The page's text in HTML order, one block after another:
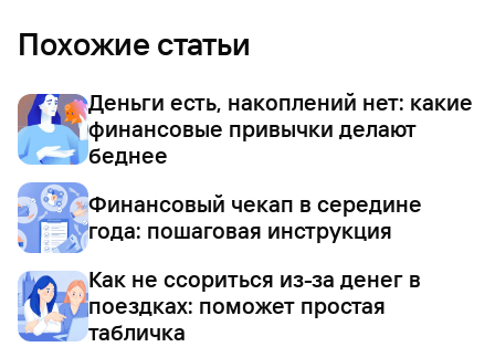
Похожие статьи
Деньги есть, накоплений нет: какие
финансовые привычки делают
беднее
Финансовый чекап в середине
года: пошаговая инструкция
Как не ссориться из-за денег в
поездках: поможет простая
табличка